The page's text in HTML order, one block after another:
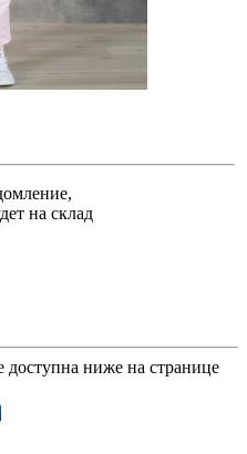
на склад
доступна ниже на странице